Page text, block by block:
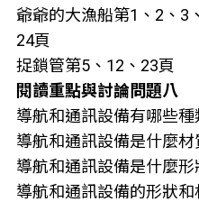
爺爺的大漁船第1、2、3
24頁
捉鎖管第5、12、23頁
閱讀重點與討論問題八
導航和通訊設備有哪些種
導航和通訊設備是什麼材
導航和通訊設備是什麼形
導航和通訊設備的形狀